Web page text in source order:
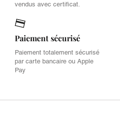
vendus avec certificat.
Paiement sécurisé
Paiement totalement sécurisé
par carte bancaire ou Apple
Pay